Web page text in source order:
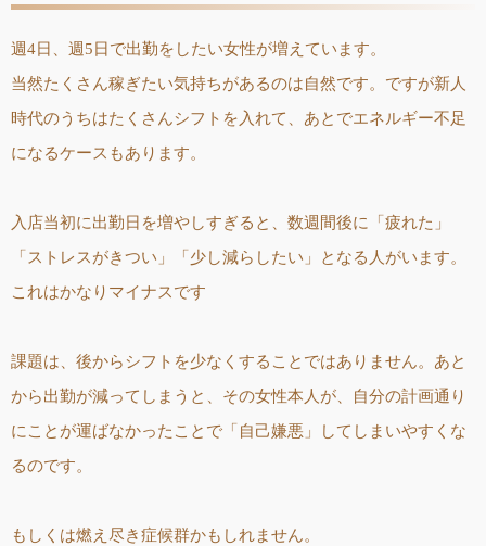
週4日、週5日で出勤をしたい女性が増えています。
当然たくさん稼ぎたい気持ちがあるのは自然です。ですが新人
時代のうちはたくさんシフトを入れて、あとでエネルギー不足
になるケースもあります。
入店当初に出勤日を増やしすぎると、数週間後に「疲れた」
「ストレスがきつい」「少し減らしたい」となる人がいます。
これはかなりマイナスです
課題は、後からシフトを少なくすることではありません。あと
から出勤が減ってしまうと、その女性本人が、自分の計画通り
にことが運ばなかったことで「自己嫌悪」してしまいやすくな
るのです。
もしくは燃え尽き症候群かもしれません。